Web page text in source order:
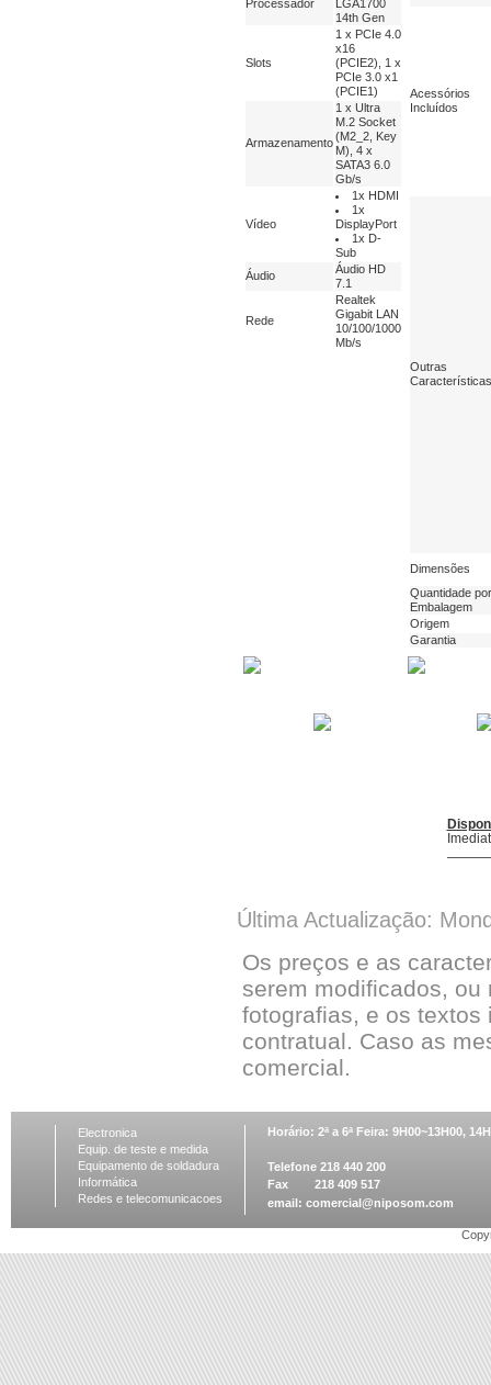
Processador
LGA1700
14th Gen
Slots
1 x PCIe 4.0
x16
(PCIE2), 1 x
PCIe 3.0 x1
(PCIE1)
Armazenamento
1 x Ultra
M.2 Socket
(M2_2, Key
M), 4 x
SATA3 6.0
Gb/s
Vídeo
1x HDMI
1x
DisplayPort
1x D-
Sub
Áudio
Áudio HD
7.1
Rede
Realtek
Gigabit LAN
10/100/1000
Mb/s
Acessórios
Incluídos
Outras
Características
Dimensões
Quantidade por
Embalagem
Origem
Garantia
Última Actualização:
Os preços e as
serem modificados, ou
fotografias, e os
contratual. Caso as
comercial.
Electronica
Equip. de teste e medida
Equipamento de soldadura
Informática
Redes e telecomunicacoes
Horário: 2ª a 6ª Feira: 9H00~13H00,
Telefone 218 440 200
Fax 218 409 517
email: comercial@niposom.com